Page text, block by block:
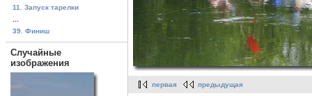
11. Запуск тарелки
39. Финиш
Случайные
изображения
первая предыдущая